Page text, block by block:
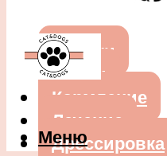
Собаки
Кошки
Кормление
Лечение
Дрессировка
Меню